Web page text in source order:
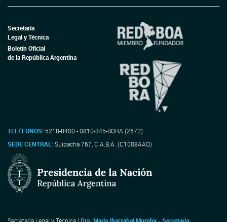
Secretaría
Legal y Técnica
Boletín Oficial
de la República Argentina
TELÉFONOS: 5218-8400 - 0810-345-BORA (2672)
SEDE CENTRAL:Suipacha 767, C.A.B.A. (C1008AAO)